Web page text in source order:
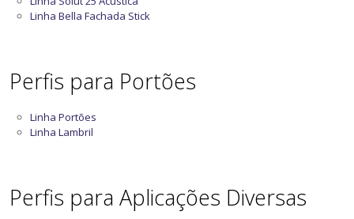
Linha Bella Fachada Stick
Perfis para Portões
Linha Portões
Linha Lambril
Perfis para Aplicações Diversas